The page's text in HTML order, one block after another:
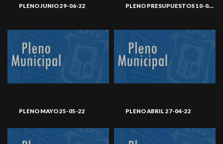
PLENO JUNIO 29-06-22 PLENO PRESUPUESTOS 10-06-22
PLENO MAYO 25-05-22 PLENO ABRIL 27-04-22